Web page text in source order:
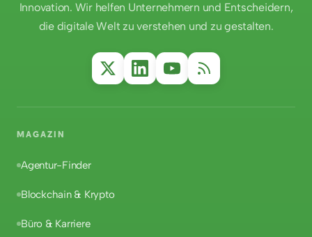
Innovation. Wir helfen Unternehmern und Entscheidern,
die digitale Welt zu verstehen und zu gestalten.
MAGAZIN
Agentur-Finder
Blockchain & Krypto
Büro & Karriere